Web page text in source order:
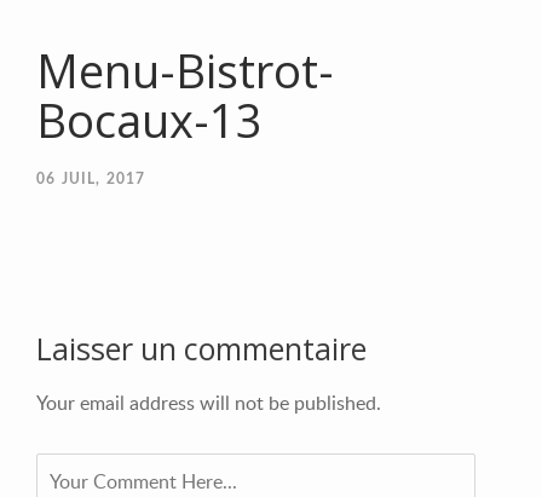
Menu-Bistrot-
Bocaux-13
06 JUIL, 2017
Laisser un commentaire
Your email address will not be published.